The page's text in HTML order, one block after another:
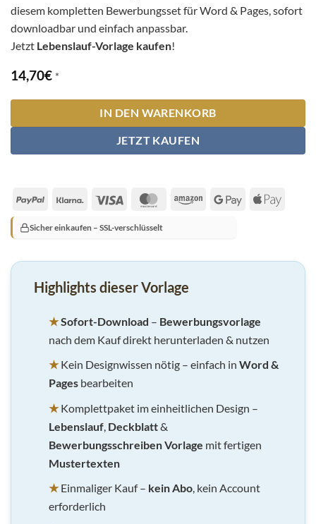
diesem kompletten Bewerbungsset für Word & Pages, sofort
downloadbar und einfach anpassbar.
Jetzt Lebenslauf-Vorlage kaufen!
14,70€ *
IN DEN WARENKORB
JETZT KAUFEN
PayPal Klarna Visa MasterCardAmazonGoogle Apple
Sicher einkaufen – SSL-verschlüsselt
Highlights dieser Vorlage
★Sofort-Download – Bewerbungsvorlage
nach dem Kauf direkt herunterladen & nutzen
★Kein Designwissen nötig – einfach in Word &
Pagesbearbeiten
★Komplettpaket im einheitlichen Design –
Lebenslauf, Deckblatt&
Bewerbungsschreiben Vorlage mit fertigen
Mustertexten
★Einmaliger Kauf – kein Abo, kein Account
erforderlich